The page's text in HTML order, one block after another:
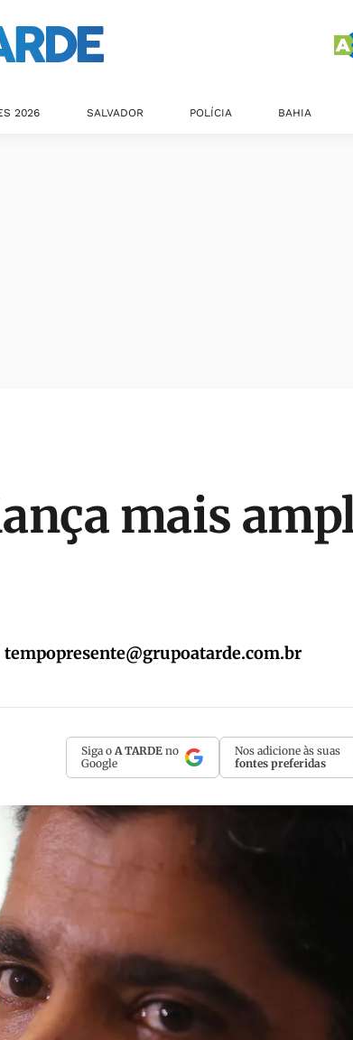
2026 SALVADOR POLÍCIA BAHIA
mais
tempopresente@grupoatarde.com.br
Siga o A TARDE no
Google
Nos adicione às suas
fontes preferidas